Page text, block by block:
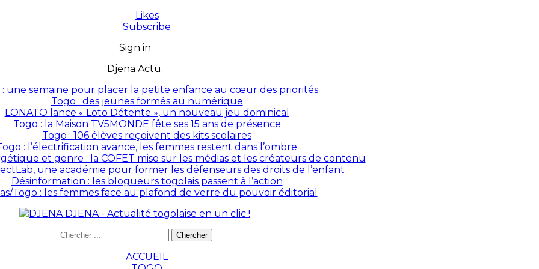
Likes
Subscribe
Sign in
Djena Actu.
: une semaine pour placer la petite enfance au cœur des priorités
Togo : des jeunes formés au numérique
LONATO lance « Loto Détente », un nouveau jeu dominical
Togo : la Maison TV5MONDE fête ses 15 ans de présence
Togo : 106 élèves reçoivent des kits scolaires
: l’électrification avance, les femmes restent dans l’ombre
et genre : la COFET mise sur les médias et les créateurs de contenu
une académie pour former les défenseurs des droits de l’enfant
Désinformation : les blogueurs togolais passent à l’action
Togo : les femmes face au plafond de verre du pouvoir éditorial
DJENA - Actualité togolaise en un clic !
ACCUEIL